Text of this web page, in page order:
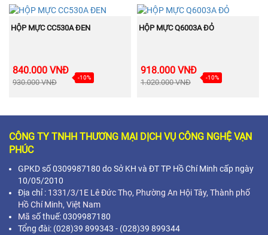
BÁN
CHẠY
MUA NGAY
HỘP MỰC CC530A ĐEN
840.000 VNĐ
930.000 VNĐ
-10%
BÁN
CHẠY
MUA NGAY
HỘP MỰC Q6003A ĐỎ
918.000 VNĐ
1.020.000 VNĐ
-10%
CÔNG TY TNHH THƯƠNG MẠI DỊCH VỤ CÔNG NGHỆ VẠN
PHÚC
GPKD số 0309987180 do Sở KH và ĐT TP Hồ Chí Minh cấp ngày
10/05/2010
Địa chỉ : 1331/3/1E Lê Đức Thọ, Phường An Hội Tây, Thành phố
Hồ Chí Minh, Việt Nam
Mã số thuế: 0309987180
Tổng đài: (028)39 899343 - (028)39 899344